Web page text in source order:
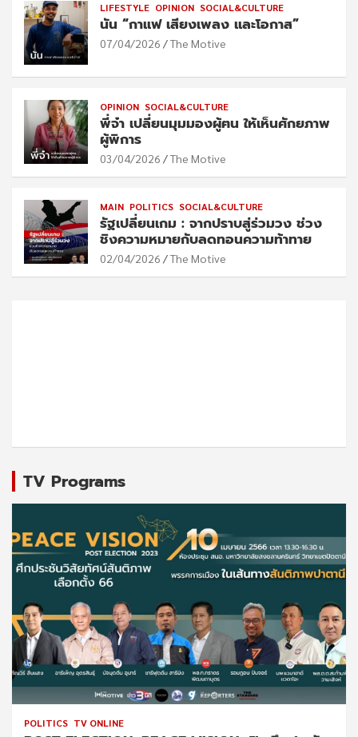
LIFESTYLE OPINION SOCIAL&CULTURE
นัน “กาแฟ เสียงเพลง และโอกาส”
07/04/2026 The Motive
OPINION SOCIAL&CULTURE
พี่จ๋า เปลี่ยนมุมมองผู้ฅน ให้เห็นศักยภาพ
ผู้พิการ
03/04/2026 The Motive
MAIN POLITICS SOCIAL&CULTURE
รัฐเปลี่ยนเกม : จากปราบสู่ร่วมวง ช่วง
ชิงความหมายกับลดทอนความท้าทาย
02/04/2026 The Motive
TV Programs
POLITICS TV ONLINE